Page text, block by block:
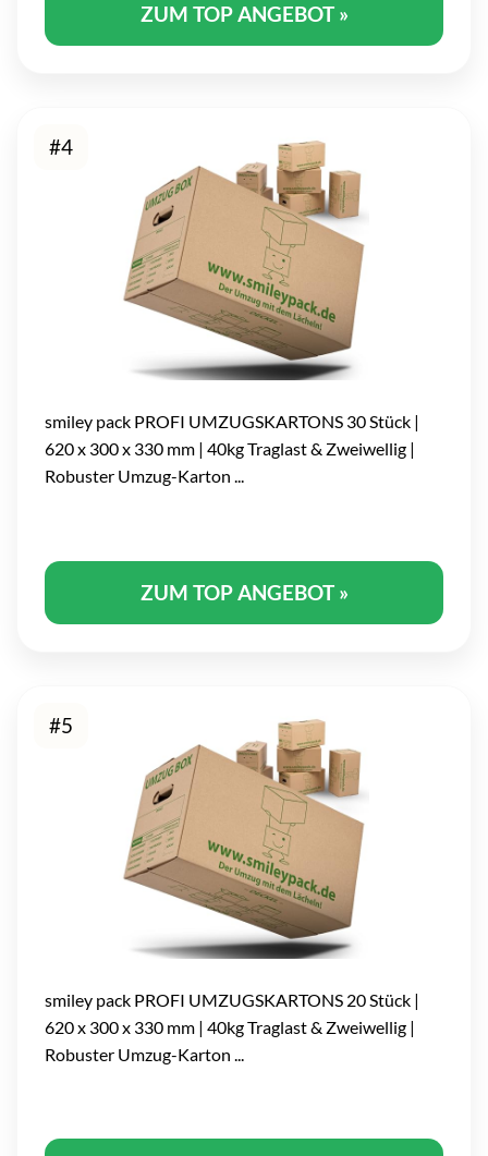
ZUM TOP ANGEBOT »
#4
smiley pack PROFI UMZUGSKARTONS 30 Stück |
620 x 300 x 330 mm | 40kg Traglast & Zweiwellig |
Robuster Umzug-Karton ...
ZUM TOP ANGEBOT »
#5
smiley pack PROFI UMZUGSKARTONS 20 Stück |
620 x 300 x 330 mm | 40kg Traglast & Zweiwellig |
Robuster Umzug-Karton ...